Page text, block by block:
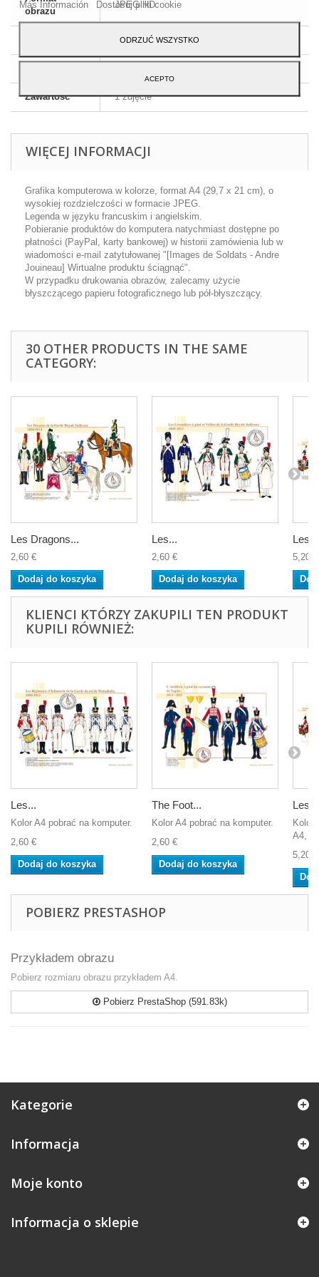
obrazu
JPEG HD
A4 - 29,7 x 21 cm
Zawartość 1 zdjęcie
WIĘCEJ INFORMACJI
Grafika komputerowa w kolorze, format A4 (29,7 x 21 cm), o
wysokiej rozdzielczości w formacie JPEG.
Legenda w języku francuskim i angielskim.
Pobieranie produktów do komputera natychmiast dostępne po
płatności (PayPal, karty bankowej) w historii zamówienia lub w
wiadomości e-mail zatytułowanej "[Images de Soldats - Andre
Jouineau] Wirtualne produktu ściągnąć".
W przypadku drukowania obrazów, zalecamy użycie
błyszczącego papieru fotograficznego lub pół-błyszczący.
30 OTHER PRODUCTS IN THE SAME
CATEGORY:
Les Dragons...
2,60 €
Dodaj do koszyka
Les...
2,60 €
Dodaj do koszyka
Les
5,20 €
KLIENCI KTÓRZY ZAKUPILI TEN PRODUKT
KUPILI RÓWNIEŻ:
Les...
Kolor A4 pobrać na komputer.
2,60 €
Dodaj do koszyka
The Foot...
Kolor A4 pobrać na komputer.
2,60 €
Dodaj do koszyka
Les...
A4,
5,20 €
POBIERZ PRESTASHOP
Przykładem obrazu
Pobierz rozmiaru obrazu przykładem A4.
Pobierz PrestaShop (591.83k)
Kategorie
Informacja
Moje konto
Informacja o sklepie
Más Información
Dostosuj pliki cookie
ODRZUĆ WSZYSTKO
ACEPTO